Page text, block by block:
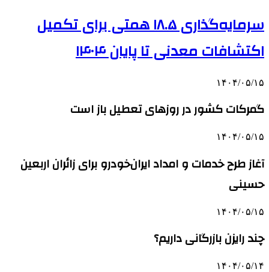
سرمایه‌گذاری ۱۸.۵ همتی برای تکمیل
اکتشافات معدنی تا پایان ۱۴۰۴
۱۴۰۴/۰۵/۱۵
گمرکات کشور در روزهای تعطیل باز است
۱۴۰۴/۰۵/۱۵
آغاز طرح خدمات و امداد ایران‌خودرو برای زائران اربعین
حسینی
۱۴۰۴/۰۵/۱۵
چند رایزن بازرگانی داریم؟
۱۴۰۴/۰۵/۱۴